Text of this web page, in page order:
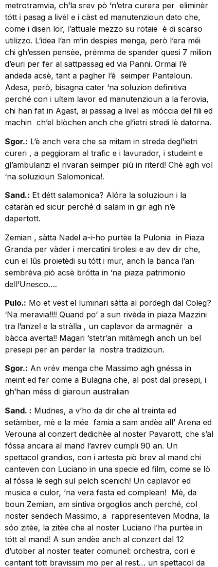
metrotramvia, ch’la srev pò ‘n’etra curera per eliminèr
tótt i pasag a livèl e i càst ed manutenzioun dato che,
come i disen lor, l’attuale mezzo su rotaie è di scarso
utilizzo. L’idea l’an m’in despies menga, però l’era méi
chi gh’essen pensèe, prémma de spander quesi 7 milion
d’euri per fer al sattpassag ed via Panni. Ormai l’è
andeda acsè, tant a pagher l’è seimper Pantaloun.
Adesa, però, bisagna cater ‘na soluzion definitiva
perché con i ultem lavor ed manutenzioun a la ferovia,
chi han fat in Agast, ai passag a livel as móccia del fili ed
machin ch’el blòchen anch che gl’ietri stredi lè datorna.
Sgor.: L’è anch vera che sa mitam in streda degl’ietri
cureri , a peggioram al trafic e i lavurador, i studeint e
gl’ambulanzi el rivaran seimper più in riterd! Chè agh vol
‘na soluzioun Salomonica!.
Sand.: Et détt salamonica? Alóra la soluzioun i la
cataràn ed sicur perché di salam in gir agh n’è
dapertott.
Zemian , sàtta Nadel a-i-ho purtèe la Pulonia in Piaza
Granda per vàder i mercatini tirolesi e av dev dir che,
cun el lûs proietèdi su tótt i mur, anch la banca l’an
sembrèva piò acsè brótta in ‘na piaza patrimonio
dell’Unesco….
Pulo.: Mo et vest el luminari sàtta al pordegh dal Coleg?
‘Na meravia!!!! Quand po’ a sun rivèda in piaza Mazzini
tra l’anzel e la stràlla , un caplavor da armagnér a
bàcca averta!! Magari ‘stetr’an mitàmegh anch un bel
presepi per an perder la nostra tradizioun.
Sgor.: An vrév menga che Massimo agh gnéssa in
meint ed fer come a Bulagna che, al post dal presepi, i
gh’han méss di giaroun australian
Sand. : Mudnes, a v’ho da dir che al treinta ed
setàmber, mè e la mée famia a sam andèe all’ Arena ed
Verouna al conzert dedichèe al noster Pavarott, che s’al
fóssa ancara al mand l’avrev cumpìi 90 an. Un
spettacol grandios, con i artesta piò brev al mand chi
canteven con Luciano in una specie ed film, come se lò
al fóssa lè segh sul pelch scenich! Un caplavor ed
musica e culor, ‘na vera festa ed complean! Mè, da
boun Zemian, am sintiva orgoglios anch perché, col
noster sendech Massimo, a rappresenteven Modna, la
sóo zitèe, la zitèe che al noster Luciano l’ha purtèe in
tótt al mand! A sun andèe anch al conzert dal 12
d’utober al noster teater comunel: orchestra, cori e
cantant tott bravissim mo per al rest… un spettacol da